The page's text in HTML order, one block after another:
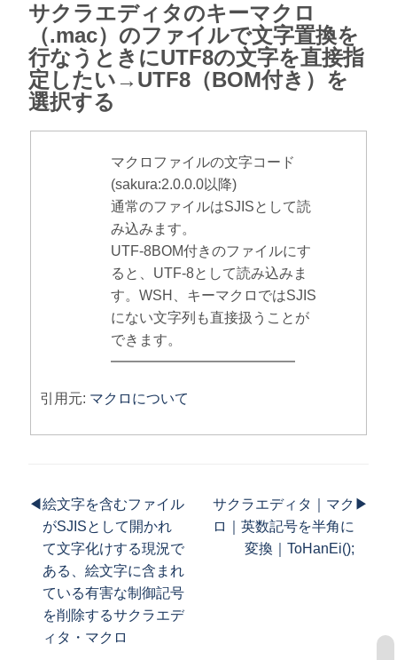
サクラエディタのキーマクロ
（.mac）のファイルで文字置換を
行なうときにUTF8の文字を直接指
定したい→UTF8（BOM付き）を
選択する
マクロファイルの文字コード
(sakura:2.0.0.0以降)
通常のファイルはSJISとして読
み込みます。
UTF-8BOM付きのファイルにす
ると、UTF-8として読み込みま
す。WSH、キーマクロではSJIS
にない文字列も直接扱うことが
できます。
━━━━━━━━━━━━━
引用元: マクロについて
◀絵文字を含むファイル
がSJISとして開かれ
て文字化けする現況で
ある、絵文字に含まれ
ている有害な制御記号
を削除するサクラエデ
ィタ・マクロ
サクラエディタ｜マク
ロ｜英数記号を半角に
変換｜ToHanEi();
▶